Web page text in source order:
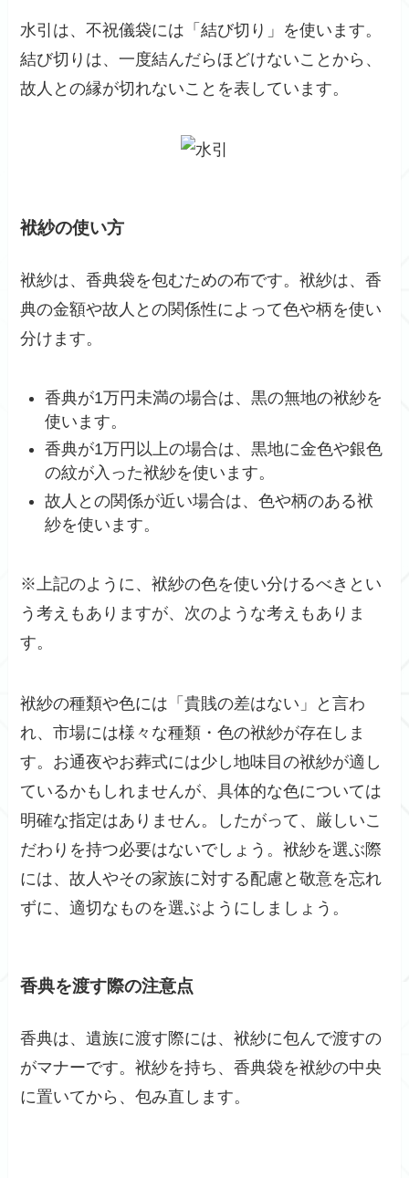
水引は、不祝儀袋には「結び切り」を使います。
結び切りは、一度結んだらほどけないことから、
故人との縁が切れないことを表しています。
袱紗の使い方
袱紗は、香典袋を包むための布です。袱紗は、香
典の金額や故人との関係性によって色や柄を使い
分けます。
香典が1万円未満の場合は、黒の無地の袱紗を
使います。
香典が1万円以上の場合は、黒地に金色や銀色
の紋が入った袱紗を使います。
故人との関係が近い場合は、色や柄のある袱
紗を使います。
※上記のように、袱紗の色を使い分けるべきとい
う考えもありますが、次のような考えもありま
す。
袱紗の種類や色には「貴賎の差はない」と言わ
れ、市場には様々な種類・色の袱紗が存在しま
す。お通夜やお葬式には少し地味目の袱紗が適し
ているかもしれませんが、具体的な色については
明確な指定はありません。したがって、厳しいこ
だわりを持つ必要はないでしょう。袱紗を選ぶ際
には、故人やその家族に対する配慮と敬意を忘れ
ずに、適切なものを選ぶようにしましょう。
香典を渡す際の注意点
香典は、遺族に渡す際には、袱紗に包んで渡すの
がマナーです。袱紗を持ち、香典袋を袱紗の中央
に置いてから、包み直します。